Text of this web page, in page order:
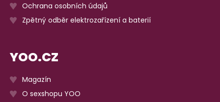
Ochrana osobních údajů
Zpětný odběr elektrozařízení a baterií
YOO.CZ
Magazín
O sexshopu YOO